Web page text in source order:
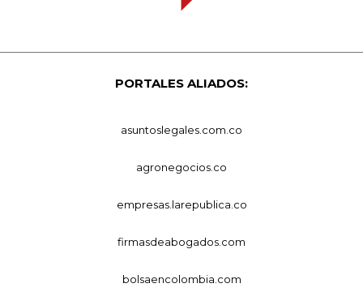
PORTALES ALIADOS:
asuntoslegales.com.co
agronegocios.co
empresas.larepublica.co
firmasdeabogados.com
bolsaencolombia.com